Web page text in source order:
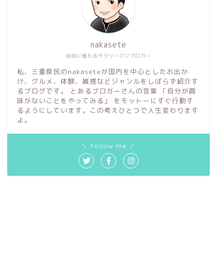
自由に憧れるサラリーマンブロガー
nakasete
私、三重県民のnakaseteが国内を中心としたお出か
け、グルメ、体験、雑感などジャンルをしぼらず紹介す
るブログです。 とあるブロガーさんの言葉 「自分が興
味がないことをやってみる」 をモットーにすぐ行動す
るようにしています。この考えひとつで人生変わります
よ。
＼ Follow me ／